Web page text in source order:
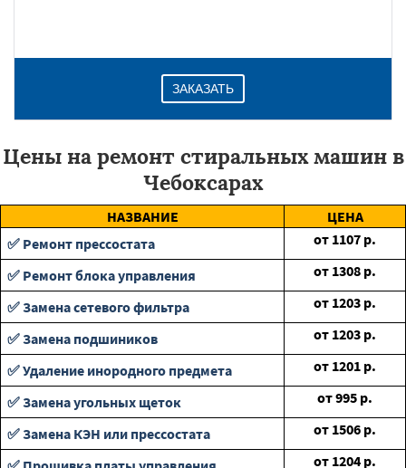
ЗАКАЗАТЬ
Цены на ремонт стиральных машин в
Чебоксарах
НАЗВАНИЕ
ЦЕНА
✅ Ремонт прессостата
от 1107 р.
✅ Ремонт блока управления
от 1308 р.
✅ Замена сетевого фильтра
от 1203 р.
✅ Замена подшиников
от 1203 р.
✅ Удаление инородного предмета
от 1201 р.
✅ Замена угольных щеток
от995 р.
✅ Замена КЭН или прессостата
от 1506 р.
от 1204 р.